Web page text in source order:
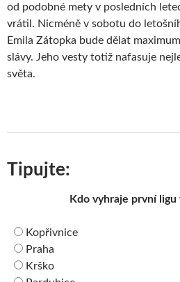
od podobné mety v posledních
vrátil. Nicméně v sobotu do
Emila Zátopka bude dělat
slávy. Jeho vesty totiž nafasuje
světa.
Tipujte:
Kdo vyhraje první ligu
Kopřivnice
Praha
Krško